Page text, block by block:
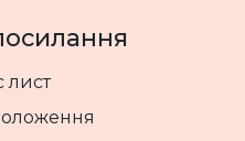
лист